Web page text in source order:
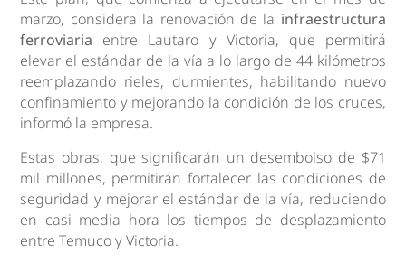
marzo, considera la renovación de la infraestructura
ferroviaria entre Lautaro y Victoria, que permitirá
elevar el estándar de la vía a lo largo de 44 kilómetros
reemplazando rieles, durmientes, habilitando nuevo
confinamiento y mejorando la condición de los cruces,
informó la empresa.
Estas obras, que significarán un desembolso de $71
mil millones, permitirán fortalecer las condiciones de
seguridad y mejorar el estándar de la vía, reduciendo
en casi media hora los tiempos de desplazamiento
entre Temuco y Victoria.